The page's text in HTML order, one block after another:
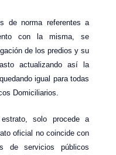
de norma referentes a
con la misma, se
de los predios y su
actualizando así la
igual para todas
Domiciliarios.
solo procede a
oficial no coincide con
de servicios públicos